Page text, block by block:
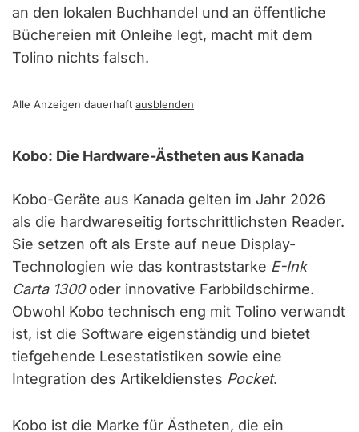
an den lokalen Buchhandel und an öffentliche
Büchereien mit Onleihe legt, macht mit dem
Tolino nichts falsch.
Alle Anzeigen dauerhaft ausblenden
Kobo: Die Hardware-Ästheten aus Kanada
Kobo-Geräte aus Kanada gelten im Jahr 2026
als die hardwareseitig fortschrittlichsten Reader.
Sie setzen oft als Erste auf neue Display-
Technologien wie das kontraststarke E-Ink
Carta 1300oder innovative Farbbildschirme.
Obwohl Kobo technisch eng mit Tolino verwandt
ist, ist die Software eigenständig und bietet
tiefgehende Lesestatistiken sowie eine
Integration des Artikeldienstes Pocket.
Kobo ist die Marke für Ästheten, die ein